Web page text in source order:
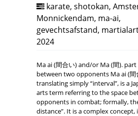
karate, shotokan,
Monnickendam, ma-ai,
gevechtsafstand,
2024
Ma ai (間合い) and/or Ma (間).
between two opponents Ma ai (間
translating simply “interval”, is a
arts term referring to the space
opponents in combat; formally,
distance”. It is a complex